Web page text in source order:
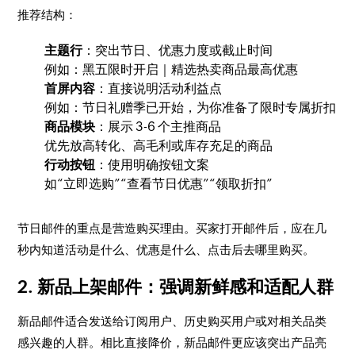
推荐结构：
主题行：突出节日、优惠力度或截止时间
例如：黑五限时开启｜精选热卖商品最高优惠
首屏内容 ：直接说明活动利益点
例如：节日礼赠季已开始，为你准备了限时专属折扣
商品模块 ：展示 3-6 个主推商品
优先放高转化、高毛利或库存充足的商品
行动按钮 ：使用明确按钮文案
如“立即选购”“查看节日优惠”“领取折扣”
节日邮件的重点是营造购买理由。买家打开邮件后，应在几
秒内知道活动是什么、优惠是什么、点击后去哪里购买。
2. 新品上架邮件：强调新鲜感和适配人群
新品邮件适合发送给订阅用户、历史购买用户或对相关品类
感兴趣的人群。相比直接降价，新品邮件更应该突出产品亮